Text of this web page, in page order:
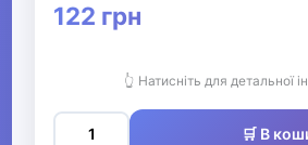
122 грн
👆 Натисніть для детальної
🛒 В